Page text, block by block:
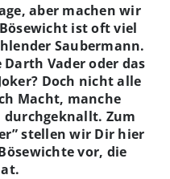
aber machen wir
ist oft viel
Saubermann.
Darth Vader oder das
Doch nicht alle
Macht, manche
Zum
stellen wir Dir hier
vor, die